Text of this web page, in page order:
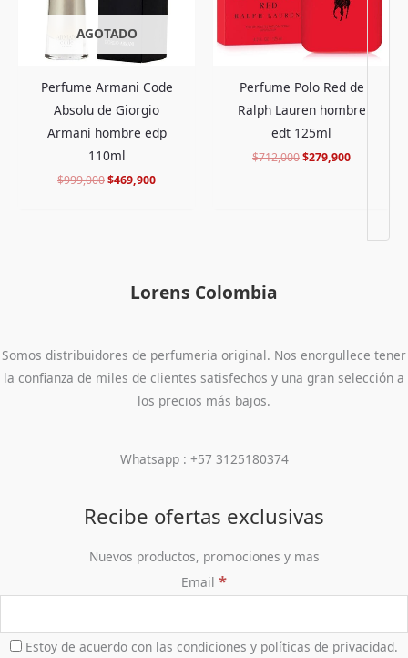
AGOTADO
Perfume Armani Code
Absolu de Giorgio
Armani hombre edp
110ml
$999,000$469,900
Perfume Polo Red de
Ralph Lauren hombre
edt 125ml
$712,000$279,900
Lorens Colombia
Somos distribuidores de perfumeria original. Nos enorgullece tener
la confianza de miles de clientes satisfechos y una gran selección a
los precios más bajos.
Whatsapp : +57 3125180374
Recibe ofertas exclusivas
Nuevos productos, promociones y mas
Email *
Estoy de acuerdo con las condiciones y políticas de privacidad.